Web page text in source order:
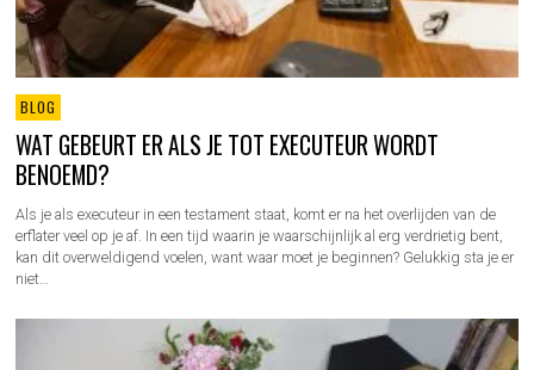
BLOG
WAT GEBEURT ER ALS JE TOT EXECUTEUR WORDT
BENOEMD?
Als je als executeur in een testament staat, komt er na het overlijden van de
erflater veel op je af. In een tijd waarin je waarschijnlijk al erg verdrietig bent,
kan dit overweldigend voelen, want waar moet je beginnen? Gelukkig sta je er
niet…